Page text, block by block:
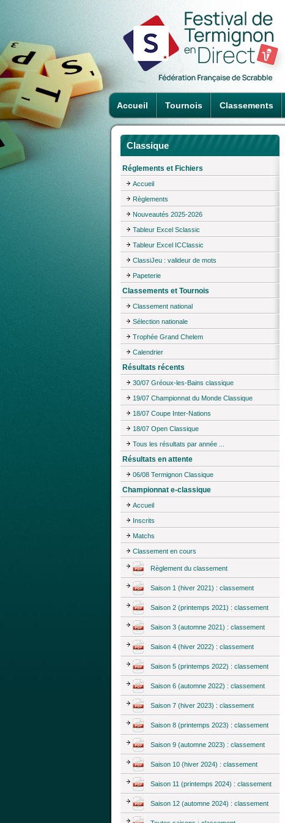
Accueil Tournois Classements
Classique
Réglements et Fichiers
Accueil
Règlements
Nouveautés 2025-2026
Tableur Excel Sclassic
Tableur Excel ICClassic
ClassiJeu : valideur de mots
Papeterie
Classements et Tournois
Classement national
Sélection nationale
Trophée Grand Chelem
Calendrier
Résultats récents
30/07 Gréoux-les-Bains classique
19/07 Championnat du Monde Classique
18/07 Coupe Inter-Nations
18/07 Open Classique
Tous les résultats par année ...
Résultats en attente
06/08 Termignon Classique
Championnat e-classique
Accueil
Inscrits
Matchs
Classement en cours
Règlement du classement
Saison 1 (hiver 2021) : classement
Saison 2 (printemps 2021) : classement
Saison 3 (automne 2021) : classement
Saison 4 (hiver 2022) : classement
Saison 5 (printemps 2022) : classement
Saison 6 (automne 2022) : classement
Saison 7 (hiver 2023) : classement
Saison 8 (printemps 2023) : classement
Saison 9 (automne 2023) : classement
Saison 10 (hiver 2024) : classement
Saison 11 (printemps 2024) : classement
Saison 12 (automne 2024) : classement